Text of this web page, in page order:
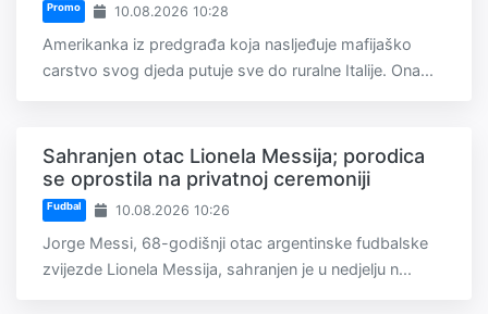
Promo 10.08.2026 10:28
Amerikanka iz predgrađa koja nasljeđuje mafijaško
carstvo svog djeda putuje sve do ruralne Italije. Ona...
Sahranjen otac Lionela Messija; porodica
se oprostila na privatnoj ceremoniji
Fudbal 10.08.2026 10:26
Jorge Messi, 68-godišnji otac argentinske fudbalske
zvijezde Lionela Messija, sahranjen je u nedjelju n...